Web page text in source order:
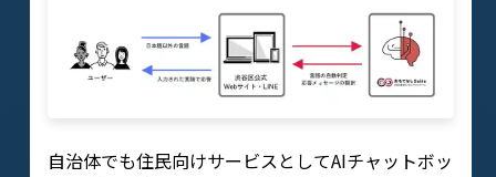
自治体でも住民向けサービスとしてAIチャットボッ